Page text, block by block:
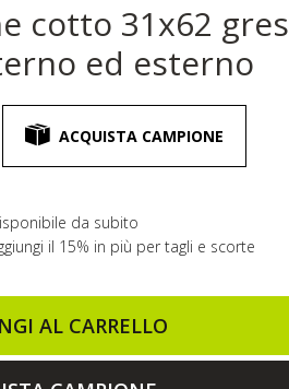
cotto 31x62 gres
ed esterno
ACQUISTA CAMPIONE
da subito
il 15% in più per tagli e scorte
AL CARRELLO